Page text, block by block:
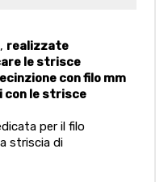
realizzate
le strisce
con filo mm
con le strisce
per il filo
striscia di